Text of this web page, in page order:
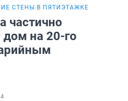
СТЕНЫ В ПЯТИЭТАЖКЕ
частично
на 20-го